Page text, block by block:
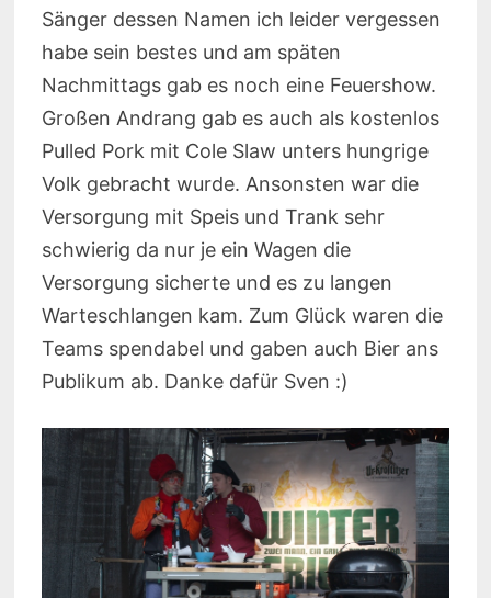
Sänger dessen Namen ich leider vergessen
habe sein bestes und am späten
Nachmittags gab es noch eine Feuershow.
Großen Andrang gab es auch als kostenlos
Pulled Pork mit Cole Slaw unters hungrige
Volk gebracht wurde. Ansonsten war die
Versorgung mit Speis und Trank sehr
schwierig da nur je ein Wagen die
Versorgung sicherte und es zu langen
Warteschlangen kam. Zum Glück waren die
Teams spendabel und gaben auch Bier ans
Publikum ab. Danke dafür Sven :)